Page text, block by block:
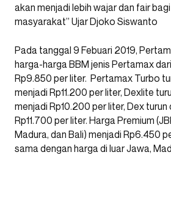
akan menjadi lebih wajar dan fair
masyarakat” Ujar Djoko Siswanto
Pada tanggal 9 Febuari 2019,
harga-harga BBM jenis Pertamax
Rp9.850 per liter. Pertamax Turbo
menjadi Rp11.200 per liter, Dexlite
menjadi Rp10.200 per liter, Dex turun
Rp11.700 per liter. Harga Premium
Madura, dan Bali) menjadi Rp6.450
sama dengan harga di luar Jawa,